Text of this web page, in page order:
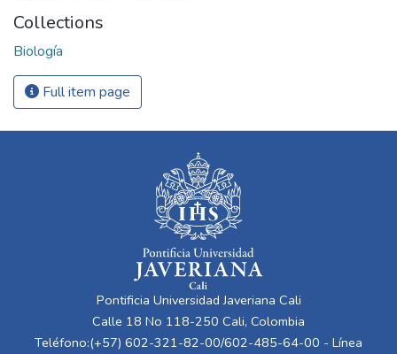
Collections
Biología
Full item page
Pontificia Universidad Javeriana Cali
Calle 18 No 118-250 Cali, Colombia
Teléfono:(+57) 602-321-82-00/602-485-64-00 - Línea